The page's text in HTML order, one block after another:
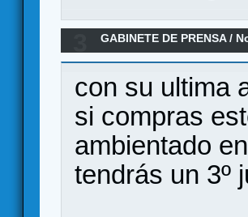
GABINETE DE PRENSA/
con su ultima
si compras
ambientado
tendrás un 3º